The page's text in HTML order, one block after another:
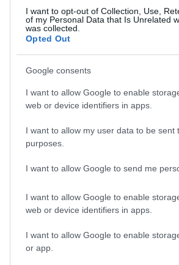
I want to opt-out of Collection, Use,
of my Personal Data that Is Unrelated
was collected.
Opted Out
Google consents
I want to allow Google to enable
web or device identifiers in apps.
I want to allow my user data to be
purposes.
I want to allow Google to send me
I want to allow Google to enable
web or device identifiers in apps.
I want to allow Google to enable
or app.